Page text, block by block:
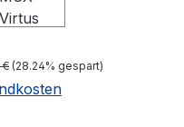
€ (28.24% gespart)